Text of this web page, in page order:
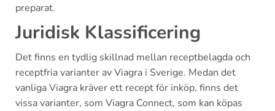
preparat.
Juridisk Klassificering
Det finns en tydlig skillnad mellan receptbelagda och
receptfria varianter av Viagra i Sverige. Medan det
vanliga Viagra kräver ett recept för inköp, finns det
vissa varianter, som Viagra Connect, som kan köpas